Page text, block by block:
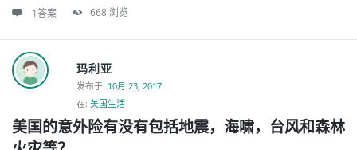
1答案 668浏览
玛利亚
发布于: 10月 23, 2017
在: 美国生活
美国的意外险有没有包括地震，海啸，台风和森林